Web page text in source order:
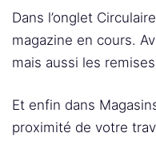
Dans l’onglet
magazine en cours.
mais aussi les
Et enfin dans
proximité de votre